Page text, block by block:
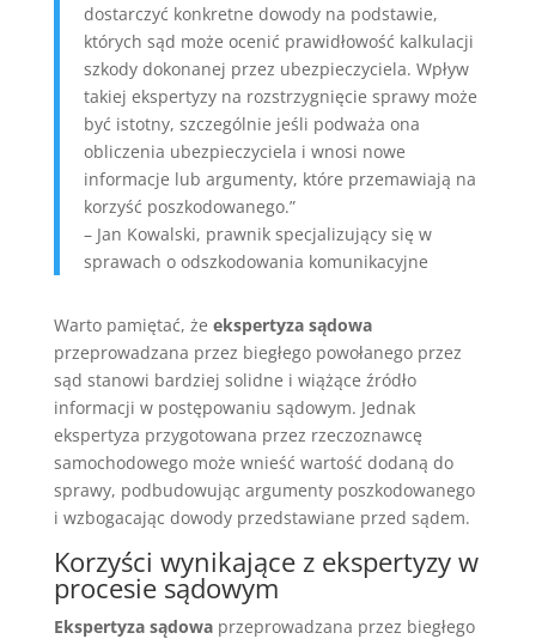
dostarczyć konkretne dowody na podstawie,
których sąd może ocenić prawidłowość kalkulacji
szkody dokonanej przez ubezpieczyciela. Wpływ
takiej ekspertyzy na rozstrzygnięcie sprawy może
być istotny, szczególnie jeśli podważa ona
obliczenia ubezpieczyciela i wnosi nowe
informacje lub argumenty, które przemawiają na
korzyść poszkodowanego.”
– Jan Kowalski, prawnik specjalizujący się w
sprawach o odszkodowania komunikacyjne
Warto pamiętać, że ekspertyza sądowa
przeprowadzana przez biegłego powołanego przez
sąd stanowi bardziej solidne i wiążące źródło
informacji w postępowaniu sądowym. Jednak
ekspertyza przygotowana przez rzeczoznawcę
samochodowego może wnieść wartość dodaną do
sprawy, podbudowując argumenty poszkodowanego
i wzbogacając dowody przedstawiane przed sądem.
Korzyści wynikające z ekspertyzy w
procesie sądowym
Ekspertyza sądowaprzeprowadzana przez biegłego